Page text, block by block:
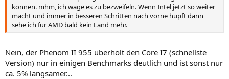
können. mhm, ich wage es zu bezweifeln. Wenn Intel jetzt so weiter
macht und immer in besseren Schritten nach vorne hüpft dann
sehe ich für AMD bald kein Land mehr.
Nein, der Phenom II 955 überholt den Core I7 (schnellste
Version) nur in einigen Benchmarks deutlich und ist sonst nur
ca. 5% langsamer...